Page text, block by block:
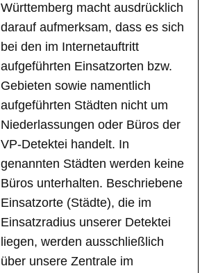
Württemberg macht ausdrücklich
darauf aufmerksam, dass es sich
bei den im Internetauftritt
aufgeführten Einsatzorten bzw.
Gebieten sowie namentlich
aufgeführten Städten nicht um
Niederlassungen oder Büros der
VP-Detektei handelt. In
genannten Städten werden keine
Büros unterhalten. Beschriebene
Einsatzorte (Städte), die im
Einsatzradius unserer Detektei
liegen, werden ausschließlich
über unsere Zentrale im